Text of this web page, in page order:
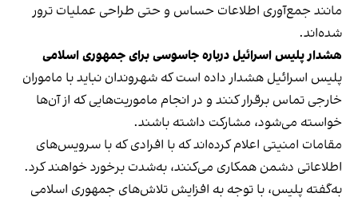
مانند جمع‌آوری اطلاعات حساس و حتی طراحی عملیات ترور
شده‌اند.
هشدار پلیس اسرائیل درباره جاسوسی برای جمهوری اسلامی
پلیس اسرائیل هشدار داده است که شهروندان نباید با ماموران
خارجی تماس برقرار کنند و در انجام ماموریت‌هایی که از آن‌ها
خواسته می‌شود، مشارکت داشته باشند.
مقامات امنیتی اعلام کرده‌اند که با افرادی که با سرویس‌های
اطلاعاتی دشمن همکاری می‌کنند، به‌شدت برخورد خواهند کرد.
به‌گفته پلیس، با توجه به افزایش تلاش‌های جمهوری اسلامی